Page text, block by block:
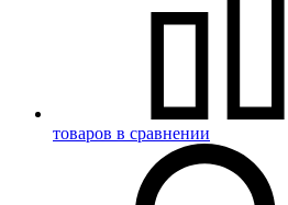
товаров в сравнении